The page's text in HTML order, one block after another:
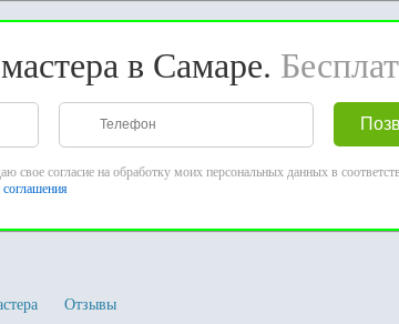
в Самаре.
свое согласие на обработку моих персональных данных в
соглашения
Отзывы